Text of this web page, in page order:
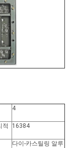
4
적
16384
다이-카스틸링 알루